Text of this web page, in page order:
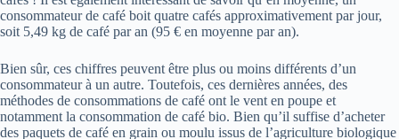
consommateur de café boit quatre cafés approximativement par jour,
soit 5,49 kg de café par an (95 € en moyenne par an).
Bien sûr, ces chiffres peuvent être plus ou moins différents d’un
consommateur à un autre. Toutefois, ces dernières années, des
méthodes de consommations de café ont le vent en poupe et
notamment la consommation de café bio. Bien qu’il suffise d’acheter
des paquets de café en grain ou moulu issus de l’agriculture biologique